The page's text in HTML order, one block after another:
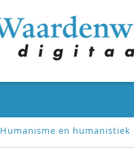
Humanisme en humanistiek